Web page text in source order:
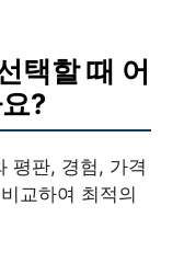
택할 때 어
?
평판, 경험, 가격
교하여 최적의